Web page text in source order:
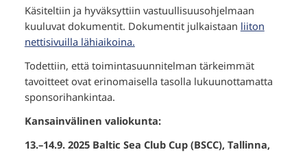
Käsiteltiin ja hyväksyttiin vastuullisuusohjelmaan
kuuluvat dokumentit. Dokumentit julkaistaan liiton
nettisivuilla lähiaikoina.
Todettiin, että toimintasuunnitelman tärkeimmät
tavoitteet ovat erinomaisella tasolla lukuunottamatta
sponsorihankintaa.
Kansainvälinen valiokunta:
13.–14.9. 2025 Baltic Sea Club Cup (BSCC), Tallinna,